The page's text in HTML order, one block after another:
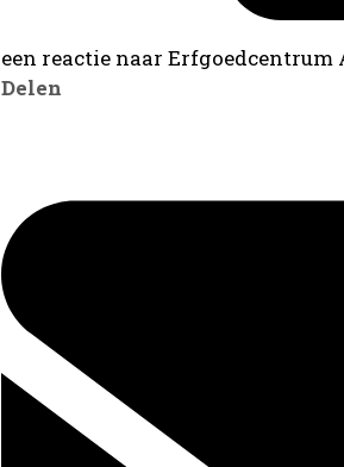
een reactie naar
Delen